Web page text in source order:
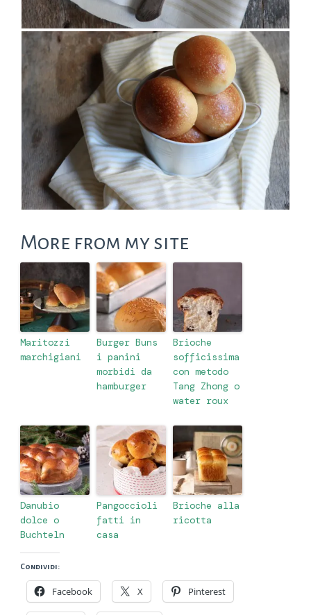
More from my site
Maritozzi
marchigiani
Burger Buns
i panini
morbidi da
hamburger
Brioche
sofficissima
con metodo
Tang Zhong o
water roux
Danubio
dolce o
Buchteln
Pangoccioli
fatti in
casa
Brioche alla
ricotta
Condividi:
Facebook X Pinterest